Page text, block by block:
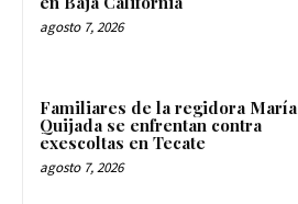
agosto 7, 2026
Familiares de la regidora María
Quijada se enfrentan contra
exescoltas en Tecate
agosto 7, 2026